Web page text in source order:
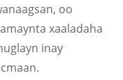
oo
xaaladaha
inay